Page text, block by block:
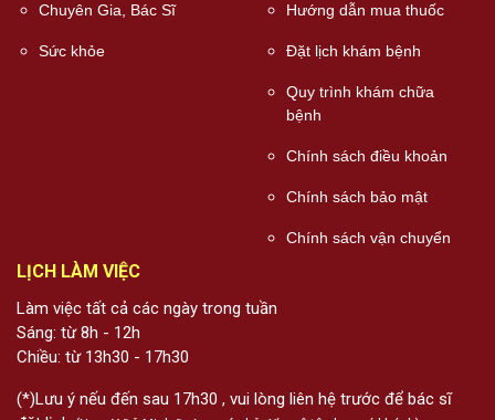
Chuyên Gia, Bác Sĩ
Sức khỏe
Hướng dẫn mua thuốc
Đặt lịch khám bệnh
Quy trình khám chữa
bệnh
Chính sách điều khoản
Chính sách bảo mật
Chính sách vận chuyển
LỊCH LÀM VIỆC
Làm việc tất cả các ngày trong tuần
Sáng: từ 8h - 12h
Chiều: từ 13h30 - 17h30
(*)Lưu ý nếu đến sau 17h30 , vui lòng liên hệ trước để bác sĩ